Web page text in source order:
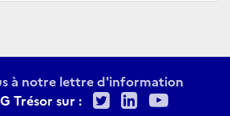
à notre lettre d'information
Trésor sur :
TwitterLinkedIn